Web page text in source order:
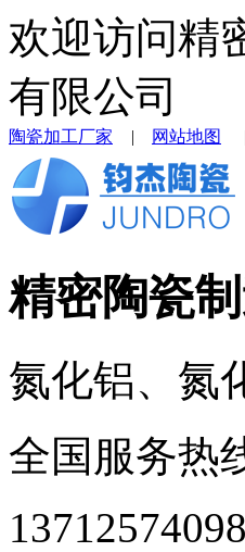
欢迎访问精
有限公司
陶瓷加工厂家 | 网站地图
精密陶瓷
氮化铝、氮
全国服务热
13712574098